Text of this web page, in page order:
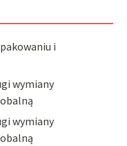
i
wymiany
wymiany